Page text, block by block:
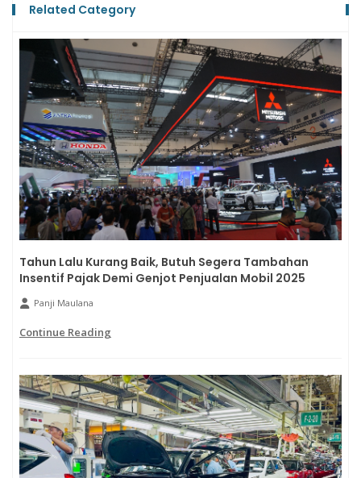
Related Category
Tahun Lalu Kurang Baik, Butuh Segera Tambahan
Insentif Pajak Demi Genjot Penjualan Mobil 2025
Panji Maulana
Continue Reading